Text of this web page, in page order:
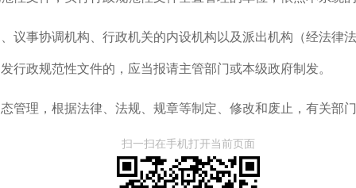
议事协调机构、行政机关的内设机构以及派出机构（经法律
行政规范性文件的，应当报请主管部门或本级政府制发。
管理，根据法律、法规、规章等制定、修改和废止，有关部
扫一扫在手机打开当前页面